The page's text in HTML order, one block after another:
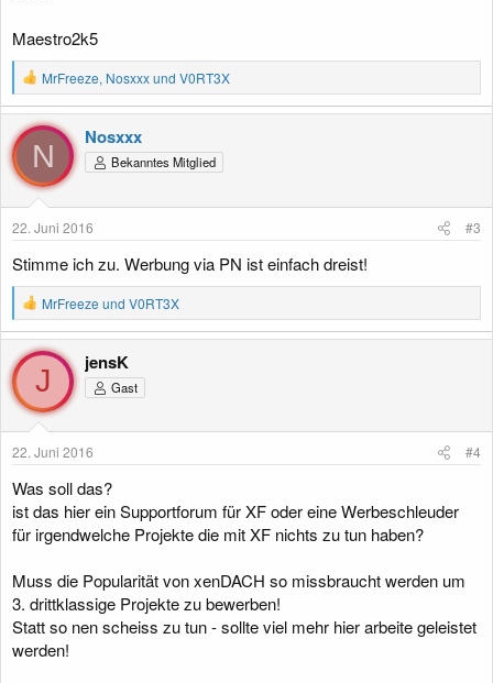
Maestro2k5
R
e
a
k
t
i
o
n
n
MrFreeze, Nosxxxund V0RT3X
N
Nosxxx
Bekanntes Mitglied
22. Juni 2016 #3
Stimme ich zu. Werbung via PN ist einfach dreist!
R
e
a
k
t
i
o
n
n
MrFreeze und V0RT3X
J
jensK
Gast
22. Juni 2016 #4
Was soll das?
ist das hier ein Supportforum für XF oder eine Werbeschleuder
für irgendwelche Projekte die mit XF nichts zu tun haben?
Muss die Popularität von xenDACH so missbraucht werden um
3. drittklassige Projekte zu bewerben!
Statt so nen scheiss zu tun - sollte viel mehr hier arbeite geleistet
werden!